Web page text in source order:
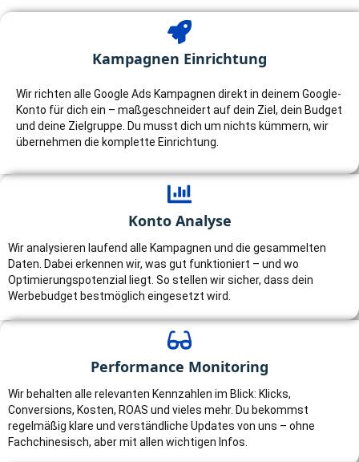
Kampagnen Einrichtung
Wir richten alle Google Ads Kampagnen direkt in deinem Google-
Konto für dich ein – maßgeschneidert auf dein Ziel, dein Budget
und deine Zielgruppe. Du musst dich um nichts kümmern, wir
übernehmen die komplette Einrichtung.
Konto Analyse
Wir analysieren laufend alle Kampagnen und die gesammelten
Daten. Dabei erkennen wir, was gut funktioniert – und wo
Optimierungspotenzial liegt. So stellen wir sicher, dass dein
Werbebudget bestmöglich eingesetzt wird.
Performance Monitoring
Wir behalten alle relevanten Kennzahlen im Blick: Klicks,
Conversions, Kosten, ROAS und vieles mehr. Du bekommst
regelmäßig klare und verständliche Updates von uns – ohne
Fachchinesisch, aber mit allen wichtigen Infos.